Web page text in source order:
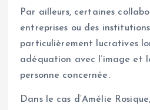
Par ailleurs, certaines
entreprises ou des
particulièrement lucratives
adéquation avec l’image et
personne concernée.
Dans le cas d’Amélie